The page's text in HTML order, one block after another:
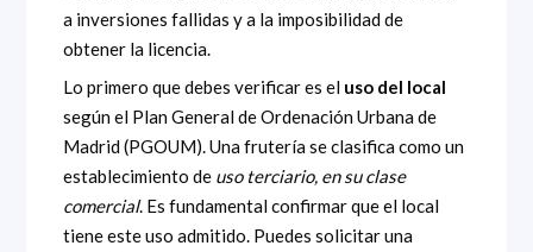
a inversiones fallidas y a la imposibilidad de
obtener la licencia.
Lo primero que debes verificar es el uso del local
según el Plan General de Ordenación Urbana de
Madrid (PGOUM). Una frutería se clasifica como un
establecimiento de uso terciario, en su clase
comercial. Es fundamental confirmar que el local
tiene este uso admitido. Puedes solicitar una